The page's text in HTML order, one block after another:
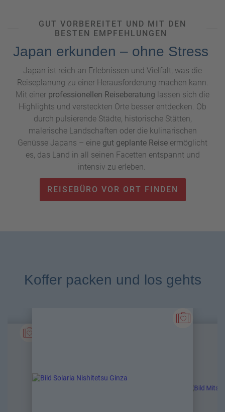
GUT VORBEREITET UND MIT DEN
BESTEN EMPFEHLUNGEN
Japan erkunden – ohne Stress
Japan ist reich an Erlebnissen und Vielfalt, was die
Reiseplanung zu einer Herausforderung machen kann.
Mit einer professionellen Reiseberatung lassen sich die
Highlights und versteckten Orte besser entdecken. Ob
durch pulsierende Städte, historische Stätten,
malerische Landschaften oder die kulinarischen
Genüsse Japans – eine gut geplante Reise ermöglicht
es, das Land in all seinen Facetten entspannt und
intensiv zu erleben.
REISEBÜRO VOR ORT FINDEN
Koffer packen und los gehts